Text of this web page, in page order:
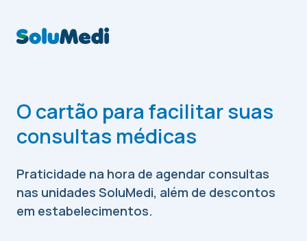
O cartão para facilitar suas
consultas médicas
Praticidade na hora de agendar consultas
nas unidades SoluMedi, além de descontos
em estabelecimentos.